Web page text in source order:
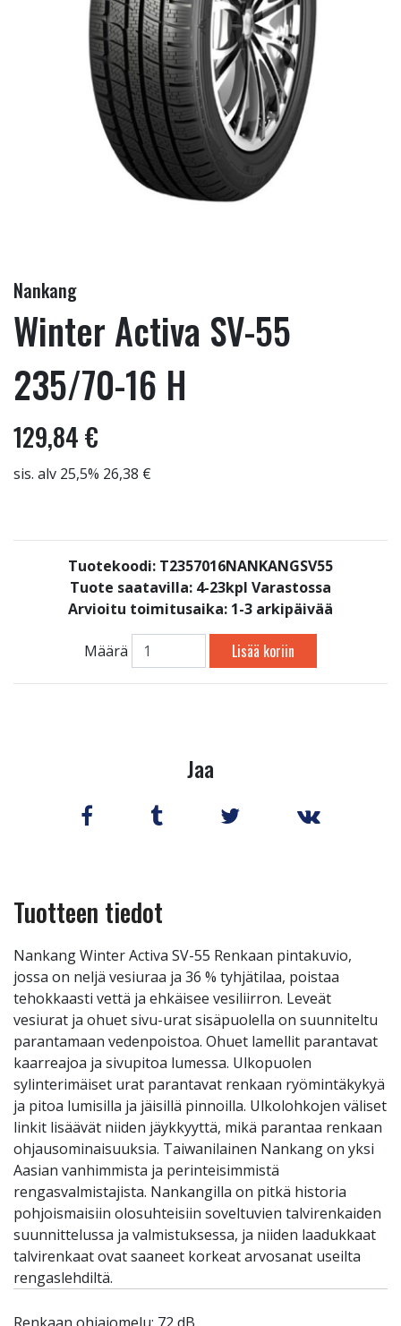
Nankang
Winter Activa SV-55
235/70-16 H
129,84 €
sis. alv 25,5% 26,38 €
Tuotekoodi: T2357016NANKANGSV55
Tuote saatavilla: 4-23kpl Varastossa
Arvioitu toimitusaika: 1-3 arkipäivää
Määrä Lisää koriin
Jaa
Tuotteen tiedot
Nankang Winter Activa SV-55 Renkaan pintakuvio,
jossa on neljä vesiuraa ja 36 % tyhjätilaa, poistaa
tehokkaasti vettä ja ehkäisee vesiliirron. Leveät
vesiurat ja ohuet sivu-urat sisäpuolella on suunniteltu
parantamaan vedenpoistoa. Ohuet lamellit parantavat
kaarreajoa ja sivupitoa lumessa. Ulkopuolen
sylinterimäiset urat parantavat renkaan ryömintäkykyä
ja pitoa lumisilla ja jäisillä pinnoilla. Ulkolohkojen väliset
linkit lisäävät niiden jäykkyyttä, mikä parantaa renkaan
ohjausominaisuuksia. Taiwanilainen Nankang on yksi
Aasian vanhimmista ja perinteisimmistä
rengasvalmistajista. Nankangilla on pitkä historia
pohjoismaisiin olosuhteisiin soveltuvien talvirenkaiden
suunnittelussa ja valmistuksessa, ja niiden laadukkaat
talvirenkaat ovat saaneet korkeat arvosanat useilta
rengaslehdiltä.